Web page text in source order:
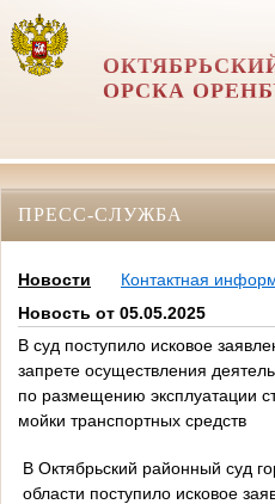
ОРСКА
ПРЕСС-СЛУЖБА
Новости
Контактная
Новость от 05.05.2025
В суд поступило исковое
запрете осуществления
по размещению эксплуатации
мойки транспортных средств
В Октябрьский районный суд
области поступило исковое